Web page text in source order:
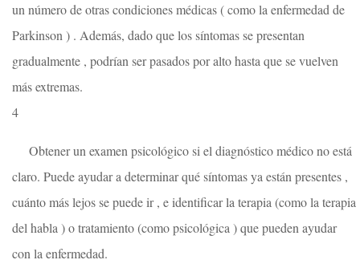
un número de otras condiciones médicas ( como la enfermedad de
Parkinson ) . Además, dado que los síntomas se presentan
gradualmente , podrían ser pasados ​​por alto hasta que se vuelven
más extremas.
4
Obtener un examen psicológico si el diagnóstico médico no está
claro. Puede ayudar a determinar qué síntomas ya están presentes ,
cuánto más lejos se puede ir , e identificar la terapia (como la terapia
del habla ) o tratamiento (como psicológica ) que pueden ayudar
con la enfermedad.